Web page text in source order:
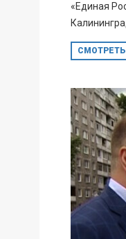
«Единая
СМОТРЕТЬ